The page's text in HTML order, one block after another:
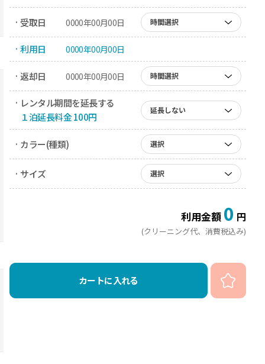
· 受取日 0000年00月00日 時間選択
· 利用日 0000年00月00日
· 返却日 0000年00月00日 時間選択
· レンタル期間を延長する
１泊延長料金 100円
延長しない
· カラー(種類) 選択
· サイズ 選択
利用金額 0 円
(クリーニング代、消費税込み)
カートに入れる